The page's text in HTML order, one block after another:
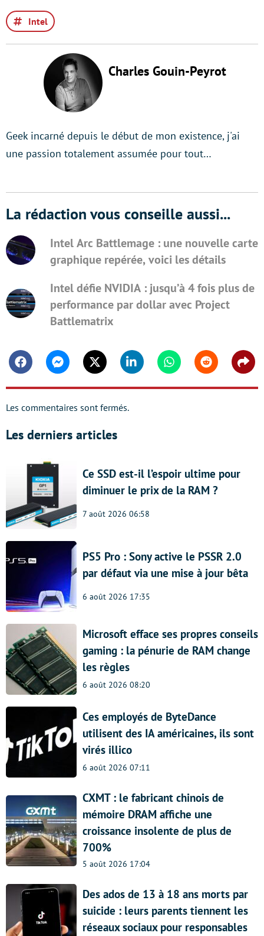
Intel
Charles Gouin-Peyrot
Geek incarné depuis le début de mon existence, j'ai
une passion totalement assumée pour tout…
La rédaction vous conseille aussi...
Intel Arc Battlemage : une nouvelle carte
graphique repérée, voici les détails
Intel défie NVIDIA : jusqu’à 4 fois plus de
performance par dollar avec Project
Battlematrix
FacebookMessengerTwitter Linkedin WhatsappReddit
Les commentaires sont fermés.
Les derniers articles
Ce SSD est-il l’espoir ultime pour
diminuer le prix de la RAM ?
7 août 2026 06:58
PS5 Pro : Sony active le PSSR 2.0
par défaut via une mise à jour bêta
6 août 2026 17:35
Microsoft efface ses propres conseils
gaming : la pénurie de RAM change
les règles
6 août 2026 08:20
Ces employés de ByteDance
utilisent des IA américaines, ils sont
virés illico
6 août 2026 07:11
CXMT : le fabricant chinois de
mémoire DRAM affiche une
croissance insolente de plus de
700%
5 août 2026 17:04
Des ados de 13 à 18 ans morts par
suicide : leurs parents tiennent les
réseaux sociaux pour responsables